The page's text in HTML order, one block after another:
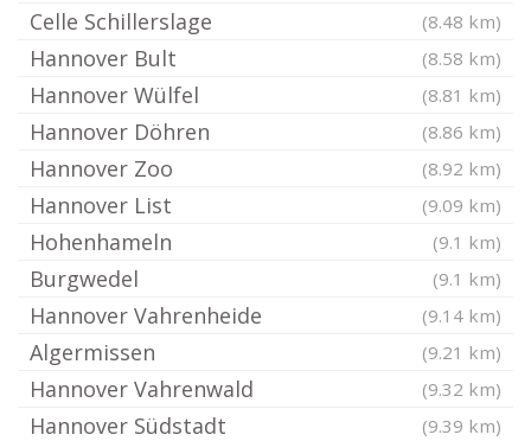
Celle Schillerslage (8.48 km)
Hannover Bult (8.58 km)
Hannover Wülfel (8.81 km)
Hannover Döhren (8.86 km)
Hannover Zoo (8.92 km)
Hannover List (9.09 km)
Hohenhameln (9.1 km)
Burgwedel (9.1 km)
Hannover Vahrenheide (9.14 km)
Algermissen (9.21 km)
Hannover Vahrenwald (9.32 km)
Hannover Südstadt (9.39 km)